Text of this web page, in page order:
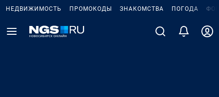
НЕДВИЖИМОСТЬ ПРОМОКОДЫ ЗНАКОМСТВА ПОГОДА